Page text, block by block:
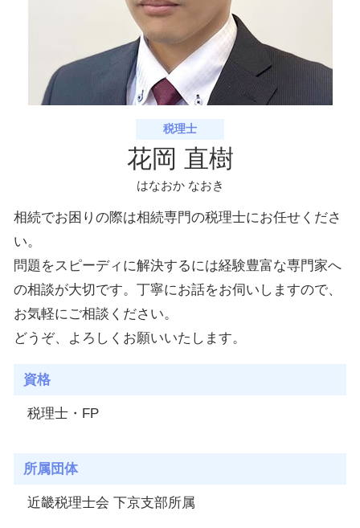
税理士
花岡 直樹
はなおか なおき
相続でお困りの際は相続専門の税理士にお任せくださ
い。
問題をスピーディに解決するには経験豊富な専門家へ
の相談が大切です。丁寧にお話をお伺いしますので、
お気軽にご相談ください。
どうぞ、よろしくお願いいたします。
資格
税理士・FP
所属団体
近畿税理士会 下京支部所属